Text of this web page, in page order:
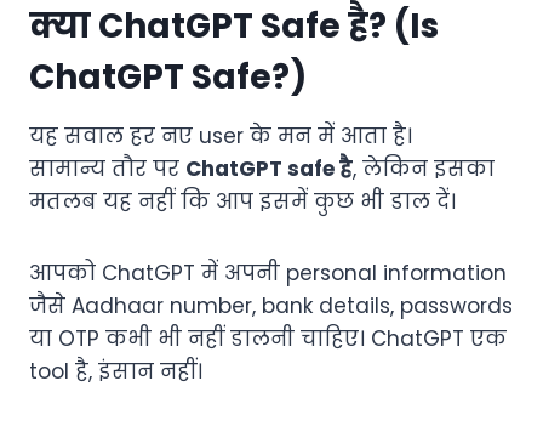
क्या ChatGPT Safe है? (Is
ChatGPT Safe?)
यह सवाल हर नए user के मन में आता है।
सामान्य तौर पर ChatGPT safe है, लेकिन इसका
मतलब यह नहीं कि आप इसमें कुछ भी डाल दें।
आपको ChatGPT में अपनी personal information
जैसे Aadhaar number, bank details, passwords
या OTP कभी भी नहीं डालनी चाहिए। ChatGPT एक
tool है, इंसान नहीं।